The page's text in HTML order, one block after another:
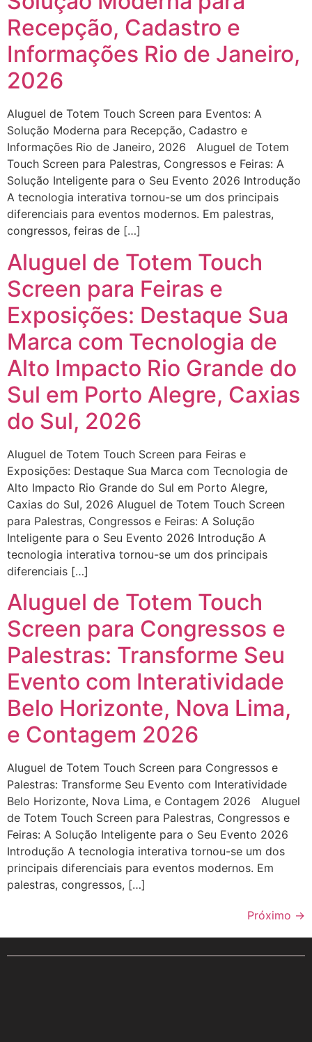
Recepção, Cadastro e
Informações Rio de Janeiro,
2026
Aluguel de Totem Touch Screen para Eventos: A
Solução Moderna para Recepção, Cadastro e
Informações Rio de Janeiro, 2026 Aluguel de Totem
Touch Screen para Palestras, Congressos e Feiras: A
Solução Inteligente para o Seu Evento 2026 Introdução
A tecnologia interativa tornou-se um dos principais
diferenciais para eventos modernos. Em palestras,
congressos, feiras de […]
Aluguel de Totem Touch
Screen para Feiras e
Exposições: Destaque Sua
Marca com Tecnologia de
Alto Impacto Rio Grande do
Sul em Porto Alegre, Caxias
do Sul, 2026
Aluguel de Totem Touch Screen para Feiras e
Exposições: Destaque Sua Marca com Tecnologia de
Alto Impacto Rio Grande do Sul em Porto Alegre,
Caxias do Sul, 2026 Aluguel de Totem Touch Screen
para Palestras, Congressos e Feiras: A Solução
Inteligente para o Seu Evento 2026 Introdução A
tecnologia interativa tornou-se um dos principais
diferenciais […]
Aluguel de Totem Touch
Screen para Congressos e
Palestras: Transforme Seu
Evento com Interatividade
Belo Horizonte, Nova Lima,
e Contagem 2026
Aluguel de Totem Touch Screen para Congressos e
Palestras: Transforme Seu Evento com Interatividade
Belo Horizonte, Nova Lima, e Contagem 2026 Aluguel
de Totem Touch Screen para Palestras, Congressos e
Feiras: A Solução Inteligente para o Seu Evento 2026
Introdução A tecnologia interativa tornou-se um dos
principais diferenciais para eventos modernos. Em
palestras, congressos, […]
Próximo →